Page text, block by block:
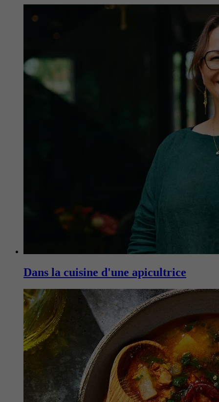
Dans la cuisine d'une apicultrice